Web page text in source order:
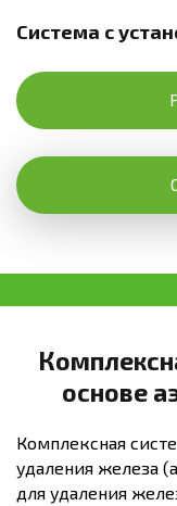
Система с
основе
Комплексная
удаления железа
для удаления